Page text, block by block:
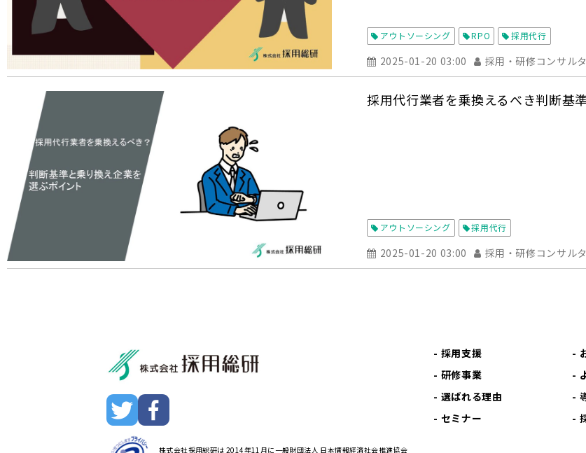
アウトソーシング RPO 採用代行
2025-01-20 03:00 採用・研修コンサル
採用代行業者を乗換えるべき判断基
アウトソーシング 採用代行
2025-01-20 03:00 採用・研修コンサル
採用支援
研修事業
選ばれる理由
セミナー
株式会社採用総研は 2014年11月に一般財団法人 日本情報経済社会推進協会